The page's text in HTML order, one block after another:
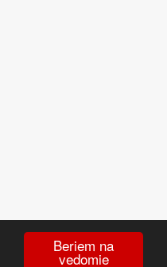
Beriem na
vedomie